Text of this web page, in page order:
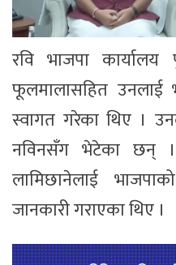
रवि भाजपा
फूलमालासहित उनलाई
स्वागत गरेका थिए ।
नविनसँग भेटेका छन्
लामिछानेलाई
जानकारी गराएका थिए ।